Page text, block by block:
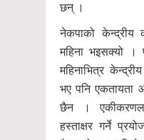
छन् ।
नेकपाको
महिना भइसक्यो ।
महिनाभित्र
भए पनि
छैन ।
हस्ताक्षर गर्ने